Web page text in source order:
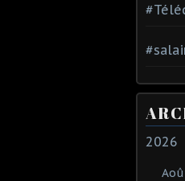
2026